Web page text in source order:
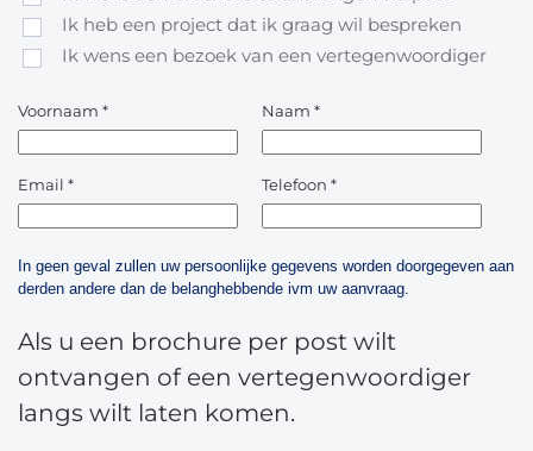
Ik heb een project dat ik graag wil bespreken
Ik wens een bezoek van een vertegenwoordiger
Voornaam * Naam *
Email * Telefoon *
In geen geval zullen uw persoonlijke gegevens worden doorgegeven aan
derden andere dan de belanghebbende ivm uw aanvraag.
Als u een brochure per post wilt
ontvangen of een vertegenwoordiger
langs wilt laten komen.